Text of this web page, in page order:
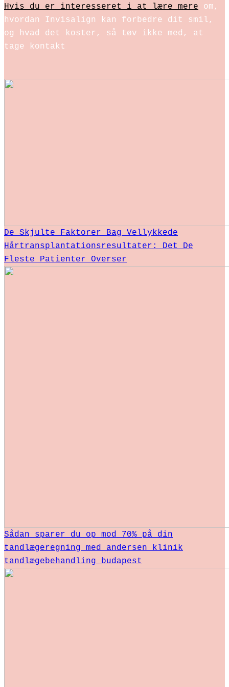
Hvis du er interesseret i at lære mere om,
hvordan Invisalign kan forbedre dit smil,
og hvad det koster, så tøv ikke med, at
tage kontakt
De Skjulte Faktorer Bag Vellykkede
Hårtransplantationsresultater: Det De
Fleste Patienter Overser
Sådan sparer du op mod 70% på din
tandlægeregning med andersen klinik
tandlægebehandling budapest